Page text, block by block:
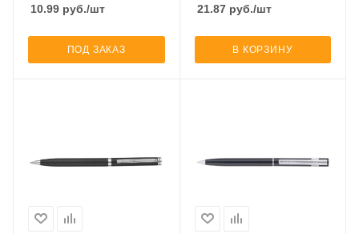
10.99 руб./шт
ПОД ЗАКАЗ
21.87руб./шт
В КОРЗИНУ